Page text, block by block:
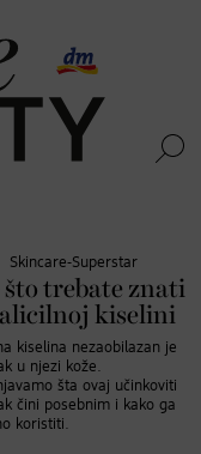
Skincare-Superstar
što trebate znati
kiselini
kiselina nezaobilazan je
u njezi kože.
šta ovaj učinkoviti
čini posebnim i kako ga
koristiti.